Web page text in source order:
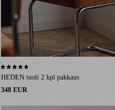
HEDEN tuoli 2 kpl pakkaus
348 EUR
4,5 perustuen 78 arvosanaan